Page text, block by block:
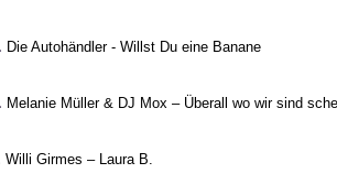
Die Autohändler - Willst Du eine Banane
Melanie Müller & DJ Mox – Überall wo wir sind
Willi Girmes – Laura B.